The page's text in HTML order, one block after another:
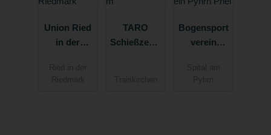
Union Ried
in der
TARO
Schießzentr
Bogensport
verein